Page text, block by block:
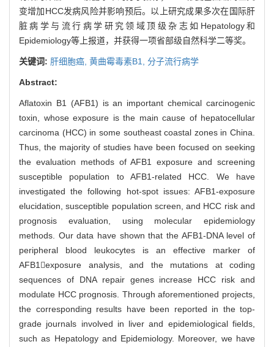
变增加HCC发病风险并影响预后。以上研究成果多次在国际肝
脏病学与流行病学研究领域顶级杂志如Hepatology和
Epidemiology等上报道，并获得一项省部级自然科学二等奖。
关键词: 肝细胞癌, 黄曲霉毒素B1, 分子流行病学
Abstract:
Aflatoxin B1 (AFB1) is an important chemical carcinogenic
toxin, whose exposure is the main cause of hepatocellular
carcinoma (HCC) in some southeast coastal zones in China.
Thus, the majority of studies have been focused on seeking
the evaluation methods of AFB1 exposure and screening
susceptible population to AFB1-related HCC. We have
investigated the following hot-spot issues: AFB1-exposure
elucidation, susceptible population screen, and HCC risk and
prognosis evaluation, using molecular epidemiology
methods. Our data have shown that the AFB1-DNA level of
peripheral blood leukocytes is an effective marker of
AFB1exposure analysis, and the mutations at coding
sequences of DNA repair genes increase HCC risk and
modulate HCC prognosis. Through aforementioned projects,
the corresponding results have been reported in the top-
grade journals involved in liver and epidemiological fields,
such as Hepatology and Epidemiology. Moreover, we have